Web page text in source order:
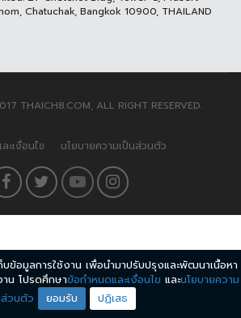
Chatuchak, Bangkok 10900, THAILAND
THAICH8.COM, ALL RIGHT RESERVED.
ะเงื่อนไข นโยบายความเป็นส่วนตัว
บข้อมูลการใช้งาน เพื่อนำมาปรับปรุงและพัฒนาเนื้อหา
น โปรดศึกษาข้อกำหนดและเงื่อนไข และนโยบายความ
ส่วนตัว
ยอมรับ ปฏิเสธ